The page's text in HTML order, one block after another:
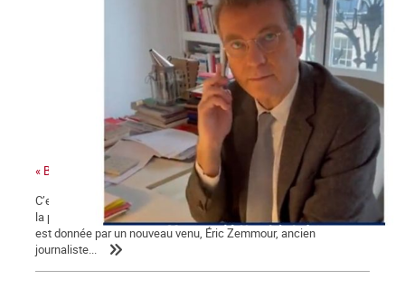
« Bonjour Jean-Luc, c’est Arnaud Montebourg »
C’est une campagne présidentielle encore plus nauséabonde que
la précédente. Une campagne « à droite toute » dont la mesure
est donnée par un nouveau venu, Éric Zemmour, ancien
journaliste...